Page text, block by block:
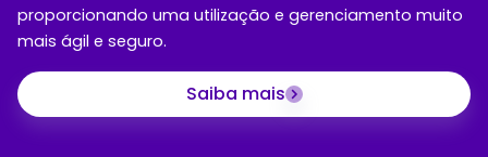
proporcionando uma utilização e gerenciamento muito
mais ágil e seguro.
Saiba mais